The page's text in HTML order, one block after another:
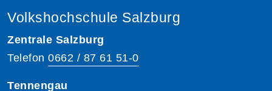
Volkshochschule Salzburg
Zentrale Salzburg
Telefon 0662 / 87 61 51-0
Tennengau